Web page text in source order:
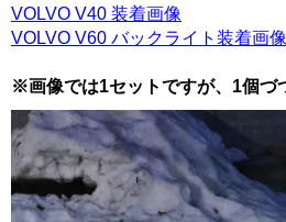
VOLVO V40 装着画像
VOLVO V60 バックライト装着画像
※画像では1セットですが、1個づ